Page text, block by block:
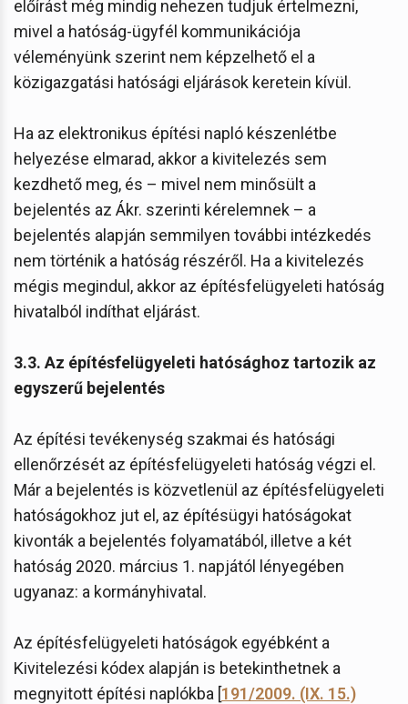
előírást még mindig nehezen tudjuk értelmezni,
mivel a hatóság-ügyfél kommunikációja
véleményünk szerint nem képzelhető el a
közigazgatási hatósági eljárások keretein kívül.
Ha az elektronikus építési napló készenlétbe
helyezése elmarad, akkor a kivitelezés sem
kezdhető meg, és – mivel nem minősült a
bejelentés az Ákr. szerinti kérelemnek – a
bejelentés alapján semmilyen további intézkedés
nem történik a hatóság részéről. Ha a kivitelezés
mégis megindul, akkor az építésfelügyeleti hatóság
hivatalból indíthat eljárást.
3.3. Az építésfelügyeleti hatósághoz tartozik az
egyszerű bejelentés
Az építési tevékenység szakmai és hatósági
ellenőrzését az építésfelügyeleti hatóság végzi el.
Már a bejelentés is közvetlenül az építésfelügyeleti
hatóságokhoz jut el, az építésügyi hatóságokat
kivonták a bejelentés folyamatából, illetve a két
hatóság 2020. március 1. napjától lényegében
ugyanaz: a kormányhivatal.
Az építésfelügyeleti hatóságok egyébként a
Kivitelezési kódex alapján is betekinthetnek a
megnyitott építési naplókba [191/2009. (IX. 15.)